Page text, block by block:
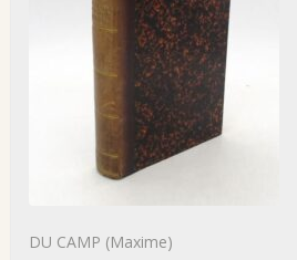
DU CAMP (Maxime)